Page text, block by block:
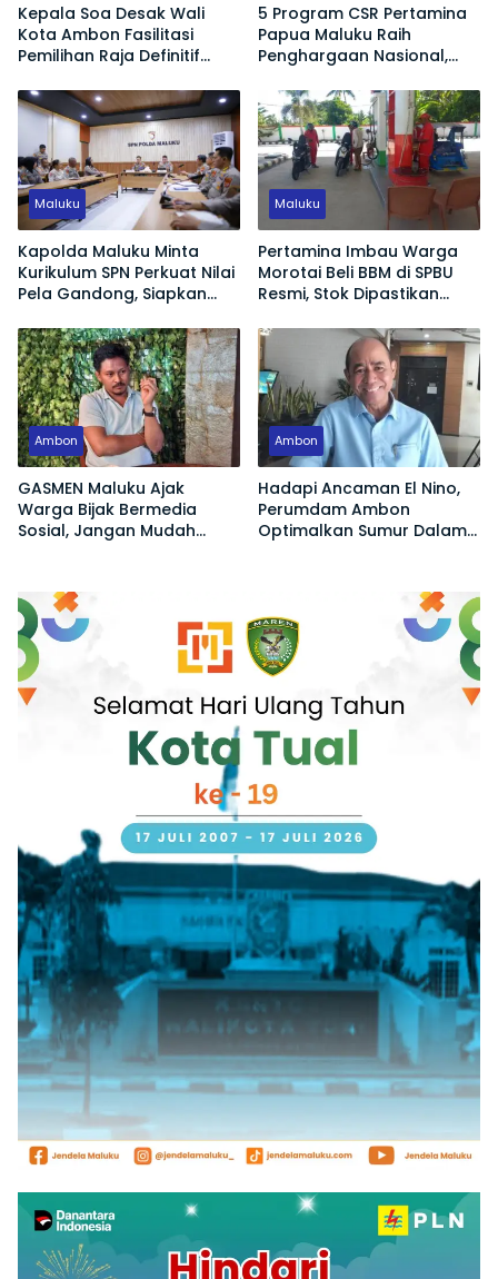
Kepala Soa Desak Wali
Kota Ambon Fasilitasi
Pemilihan Raja Definitif
5 Program CSR Pertamina
Papua Maluku Raih
Penghargaan Nasional,
Ekonomi hingga Konservasi
Lingkungan
Maluku
Kapolda Maluku Minta
Kurikulum SPN Perkuat Nilai
Pela Gandong, Siapkan
Tantangan Zaman
Maluku
Pertamina Imbau Warga
Morotai Beli BBM di SPBU
Resmi, Stok Dipastikan
Ambon
GASMEN Maluku Ajak
Warga Bijak Bermedia
Sosial, Jangan Mudah
Ambon
Hadapi Ancaman El Nino,
Perumdam Ambon
Optimalkan Sumur Dalam